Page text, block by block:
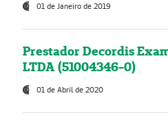
01 de Janeiro de 2019
Prestador Decordis
LTDA (51004346-0)
01 de Abril de 2020